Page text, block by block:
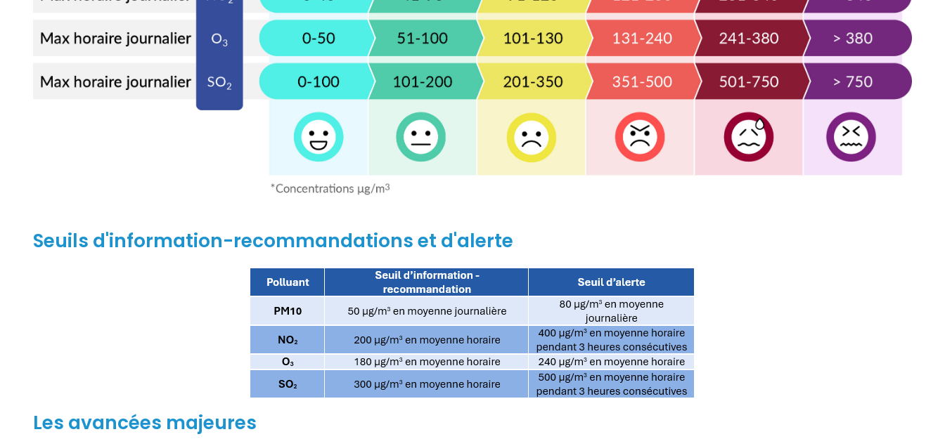
Seuils d'information-recommandations et d'alerte
Les avancées majeures